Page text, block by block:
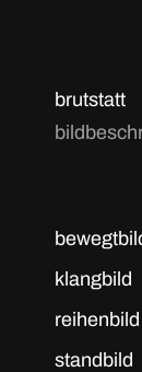
brutstatt
klangbild
reihenbild
standbild